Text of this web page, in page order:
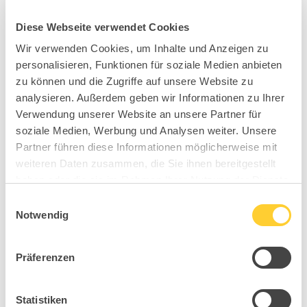
Diese Webseite verwendet Cookies
Wir verwenden Cookies, um Inhalte und Anzeigen zu
personalisieren, Funktionen für soziale Medien anbieten
zu können und die Zugriffe auf unsere Website zu
analysieren. Außerdem geben wir Informationen zu Ihrer
Verwendung unserer Website an unsere Partner für
soziale Medien, Werbung und Analysen weiter. Unsere
Partner führen diese Informationen möglicherweise mit
weiteren Daten zusammen, die Sie ihnen bereitgestellt
Notwendig
Präferenzen
Statistiken